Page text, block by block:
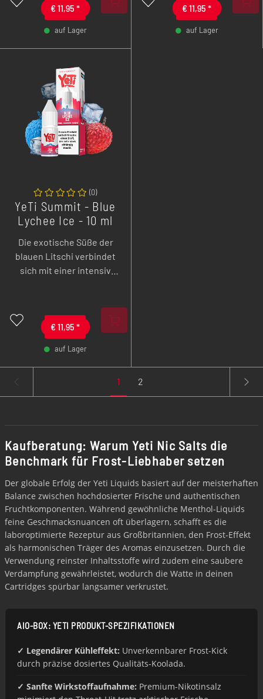
- +
€ 11,95 *
auf Lager
€ 11,95 *
auf Lager
Geschmackserlebnis, das
fruchtige Leichtigkeit mit
erfrischender Klarheit
- +
€ 11,95 *
auf Lager
(0)
YeTi Summit - Blue
Lychee Ice - 10 ml
Nikotinsalz Liquid
Die exotische Süße der
blauen Litschi verbindet
sich mit einer intensiv
Geschmackserlebnis, das
fruchtige Eleganz mit
kraftvoller Kühle in
perfekter Balance
vereint.
1
2
Kaufberatung: Warum Yeti Nic Salts die
Benchmark für Frost-Liebhaber setzen
Der globale Erfolg der Yeti Liquids basiert auf der meisterhaften
Balance zwischen hochdosierter Frische und authentischen
Fruchtkomponenten. Während gewöhnliche Menthol-Liquids
feine Geschmacksnuancen oft überlagern, schafft es die
laboroptimierte Rezeptur aus Großbritannien, den Frost-Effekt
als harmonischen Träger des Aromas einzusetzen. Durch die
Verwendung reinster Inhaltsstoffe wird zudem eine saubere
Verdampfung gewährleistet, wodurch die Watte in deinen
Cartridges spürbar langsamer verkrustet.
AIO-BOX: YETI PRODUKT-SPEZIFIKATIONEN
✓ Legendärer Kühleffekt: Unverkennbarer Frost-Kick
durch präzise dosiertes Qualitäts-Koolada.
✓ Sanfte Wirkstoffaufnahme: Premium-Nikotinsalz